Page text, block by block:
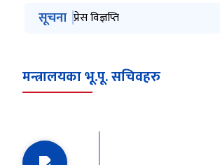
मुख्य नेभिगेसनमा जानुहोस्
सूचना प्रेस विज्ञप्ति
प्रेस विज्ञप्ति
प्रेस विज्ञप्ति
सामाजिक सञ्जालको प्रयोगलाई
प्रेस विज्ञप्ति
मन्त्रालयका भू.पू. सचिवहरु